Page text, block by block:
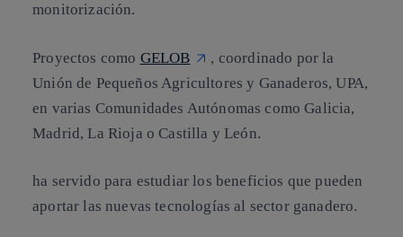
monitorización.
Proyectos como GELOB
, coordinado por la
Unión de Pequeños Agricultores y Ganaderos, UPA,
en varias Comunidades Autónomas como Galicia,
Madrid, La Rioja o Castilla y León.
ha servido para estudiar los beneficios que pueden
aportar las nuevas tecnologías al sector ganadero.